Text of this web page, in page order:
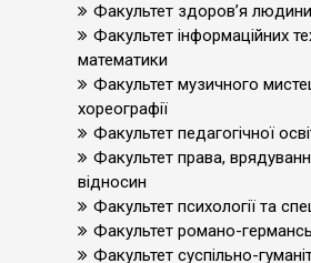
Факультет здоров’я людини
Факультет інформаційних
математики
Факультет музичного
хореографії
Факультет педагогічної
Факультет права,
відносин
Факультет психології та
Факультет романо-
Факультет суспільно-